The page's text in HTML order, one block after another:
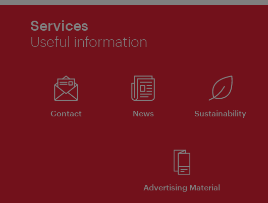
Services
Useful information
Contact News Sustainability
Advertising Material